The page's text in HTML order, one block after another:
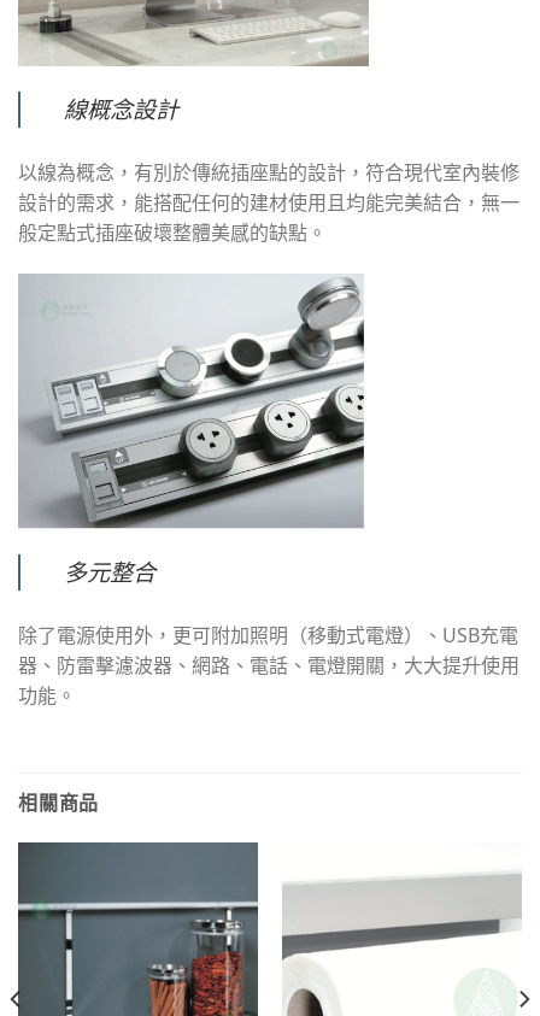
線概念設計
以線為概念，有別於傳統插座點的設計，符合現代室內裝修
設計的需求，能搭配任何的建材使用且均能完美結合，無一
般定點式插座破壞整體美感的缺點。
多元整合
除了電源使用外，更可附加照明（移動式電燈）、USB充電
器、防雷擊濾波器、網路、電話、電燈開關，大大提升使用
功能。
相關商品